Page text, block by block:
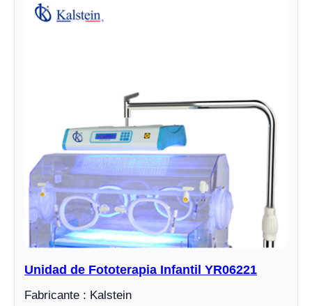
Unidad de Fototerapia Infantil YR06221
Fabricante : Kalstein